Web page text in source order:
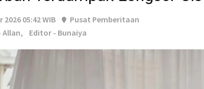
2026 05:42 WIB
Pusat Pemberitaan
Allan,
Editor - Bunaiya